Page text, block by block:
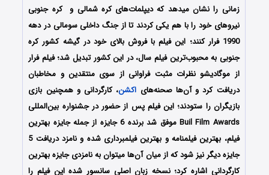
زمانی را نشان میدهد که دیپلمات‌های کره شمالی و کره جنوبی
نیروهای خود را با هم یکی کردند تا از جنگ داخلی سومالی در دهه
1990 فرار کنند؛ این فیلم با فروش بالای خود در گیشه کشور کره
جنوبی به محبوب‌ترین فیلم سال، در این کشور تبدیل شد؛ فیلم فرار
از موگادیشو نظرات مثبت فراوانی از سوی منتقدین و مخاطبان
دریافت کرد و آن‌ها صحنه‌های اکشن، کارگردانی و همچنین بازی
بازیگران را ستودند؛ این فیلم پس از حضور در جشنواره بین‌المللی
Buil Film Awards موفق شد برنده 6 جایزه از جمله جایزه بهترین
فیلم، بهترین فیلمنامه و بهترین فیلمبرداری شده و نامزد دریافت 5
جایزه دیگر نیز شود که از میان آن‌ها میتوان به نامزدی جایزه بهترین
کارگردانی اشاره کرد؛ نسخه زبان اصلی سانسور شده این فیلم را